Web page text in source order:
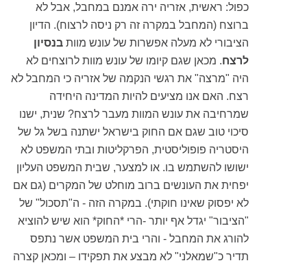
כפול: ראשית, אזריה ירה אמנם במחבל, אבל לא
ברוצח (המחבל במקרה זה רק ניסה לרצוח). הדיון
הציבורי לא מעלה אפשרות של עונש מוות בנסיון
לרצח. מכאן שגם קיומו של עונש מוות לרוצחים לא
היה "מרצה" את רגשי הנקמה של אזריה כי המחבל לא
רצח. האם אנו מציעים להיות המדינה היחידה
שמרחיבה את עונש המוות מעבר לרצח? שנית, ישנו
סיכוי טוב שגם אם החוק בישראל ישתנה בשל גל של
היסטריה פופוליסטית, הפרקליטות ובתי המשפט לא
ישושו להשתמש בו. או למצער, שבית המשפט העליון
יפחית את העונשים ברוב מוחלט של המקרים (גם אם
לא יפסוק שאינו חוקתי). במקרה הזה - ה"תסכול" של
"הציבור" יגדל אף יותר -הרי *החוק* הוא שיש להוציא
להורג את המחבל - והרי בית המשפט אשר נתפס
תדיר כ"שמאלני" לא מבצע את תפקידו – ומכאן קצרה